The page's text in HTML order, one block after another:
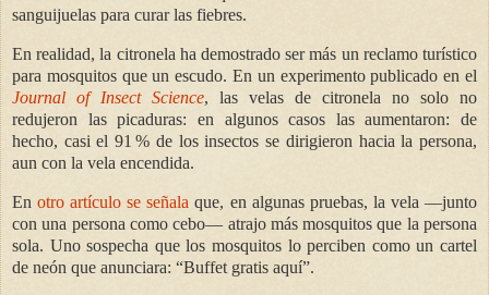
sanguijuelas para curar las fiebres.
En realidad, la citronela ha demostrado ser más un reclamo turístico
para mosquitos que un escudo. En un experimento publicado en el
Journal of Insect Science, las velas de citronela no solo no
redujeron las picaduras: en algunos casos las aumentaron: de
hecho, casi el 91 % de los insectos se dirigieron hacia la persona,
aun con la vela encendida.
Enotro artículo se señala que, en algunas pruebas, la vela —junto
con una persona como cebo— atrajo más mosquitos que la persona
sola. Uno sospecha que los mosquitos lo perciben como un cartel
de neón que anunciara: “Buffet gratis aquí”.